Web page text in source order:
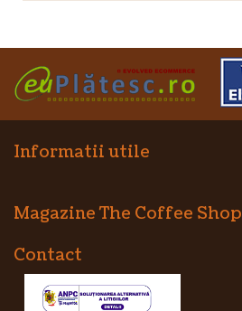
Informatii utile
Magazine The Coffee Shop
Contact